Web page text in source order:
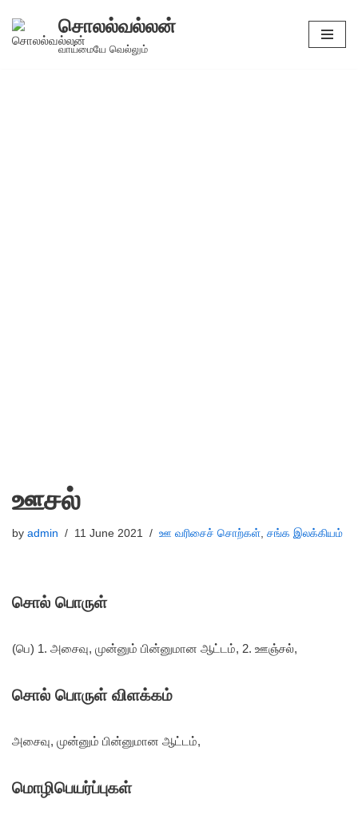
Skip
சொலல்வல்லன்
வாய்மையே வெல்லும்
ஊசல்
by admin 11 June 2021 ஊ வரிசைச் சொற்கள், சங்க இலக்கியம்
சொல் பொருள்
(பெ) 1. அசைவு, முன்னும் பின்னுமான ஆட்டம், 2. ஊஞ்சல்,
சொல் பொருள் விளக்கம்
அசைவு, முன்னும் பின்னுமான ஆட்டம்,
மொழிபெயர்ப்புகள்